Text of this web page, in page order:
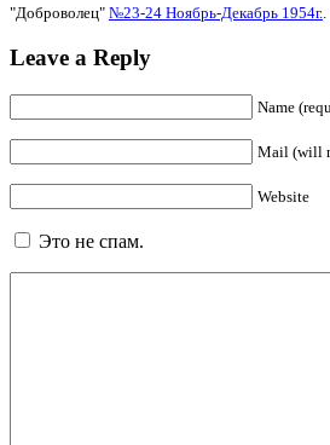
"Доброволец" №23-24 Ноябрь-Декабрь 1954г.
Leave a Reply
Name
Mail (will
Website
Это не спам.